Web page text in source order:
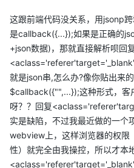
if(json){
var
var markup =
jQuery.template( "tt1",
jQuery.tmpl( "tt1",
}
上面那个错误真的不知道如何弄了,
这跟前端代码没关系，用jsonp
是callback({...});如果是正确的
+json数据)，那就直接解析呗回
就是json串,怎么办?像你贴出来
$callback({"",...});这种形式，客
呀？？回复
实是缺陷，不过我最近做的一
webview上，这样浏览器的权限
性）就完全由我操控，所以才本